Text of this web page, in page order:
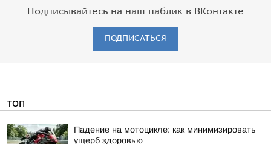
Подписывайтесь на наш паблик в ВКонтакте
ПОДПИСАТЬСЯ
ТОП
Падение на мотоцикле: как минимизировать
ущерб здоровью